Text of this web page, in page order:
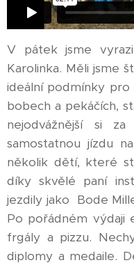
V pátek jsme
Karolinka. Měli jsme
ideální podmínky pro
bobech a pekáčích,
nejodvážnější si
samostatnou jízdu
několik dětí, které
díky skvělé paní
jezdily jako Bode
Po pořádném výdaji
frgály a pizzu.
diplomy a medaile.